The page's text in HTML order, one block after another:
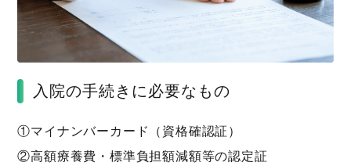
入院の手続きに必要なもの
①マイナンバーカード（資格確認証）
②高額療養費・標準負担額減額等の認定証